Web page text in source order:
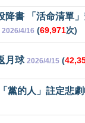
降書 「活命清單
2026/4/16 (69,971次)
月球 2026/4/15 (
黨的人」註定悲